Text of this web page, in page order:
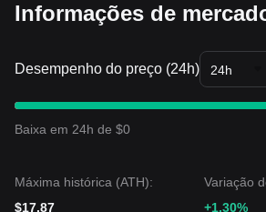
Informações de
Desempenho do preço (24h) 24h
Baixa em 24h de $0
Máxima histórica (ATH):
$17.87
Variação
+1.30%